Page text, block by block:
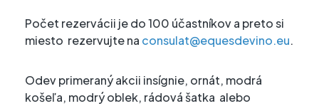
Počet rezervácii je do 100 účastníkov a preto si
miesto rezervujte na consulat@equesdevino.eu.
Odev primeraný akcii insígnie, ornát, modrá
košeľa, modrý oblek, rádová šatka alebo